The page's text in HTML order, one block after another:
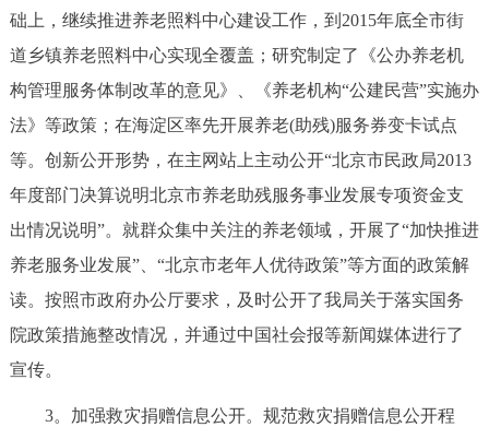
础上，继续推进养老照料中心建设工作，到2015年底全市街
道乡镇养老照料中心实现全覆盖；研究制定了《公办养老机
构管理服务体制改革的意见》、《养老机构“公建民营”实施办
法》等政策；在海淀区率先开展养老(助残)服务券变卡试点
等。创新公开形势，在主网站上主动公开“北京市民政局2013
年度部门决算说明北京市养老助残服务事业发展专项资金支
出情况说明”。就群众集中关注的养老领域，开展了“加快推进
养老服务业发展”、“北京市老年人优待政策”等方面的政策解
读。按照市政府办公厅要求，及时公开了我局关于落实国务
院政策措施整改情况，并通过中国社会报等新闻媒体进行了
宣传。
3。加强救灾捐赠信息公开。规范救灾捐赠信息公开程